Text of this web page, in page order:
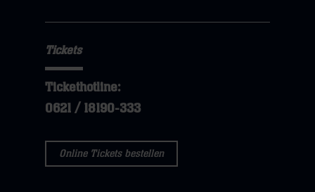
Tickets
Tickethotline:
0621 / 18190-333
Online Tickets bestellen